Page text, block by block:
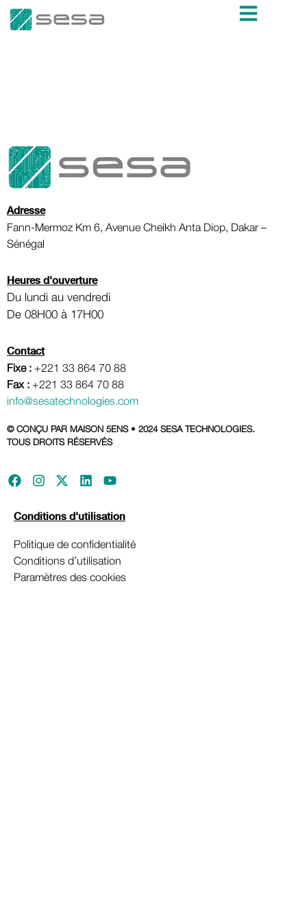
Adresse
Fann-Mermoz Km 6, Avenue Cheikh Anta Diop, Dakar –
Sénégal
Heures d'ouverture
Du lundi au vendredi
De 08H00 à 17H00
Contact
Fixe : +221 33 864 70 88
Fax : +221 33 864 70 88
info@sesatechnologies.com
© CONÇU PAR MAISON 5ENS • 2024 SESA TECHNOLOGIES.
TOUS DROITS RÉSERVÉS
Conditions d'utilisation
Politique de confidentialité
Conditions d’utilisation
Paramètres des cookies